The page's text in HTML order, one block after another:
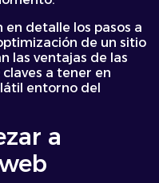
detalle los pasos a
de un sitio
las ventajas de las
a tener en
entorno del
a